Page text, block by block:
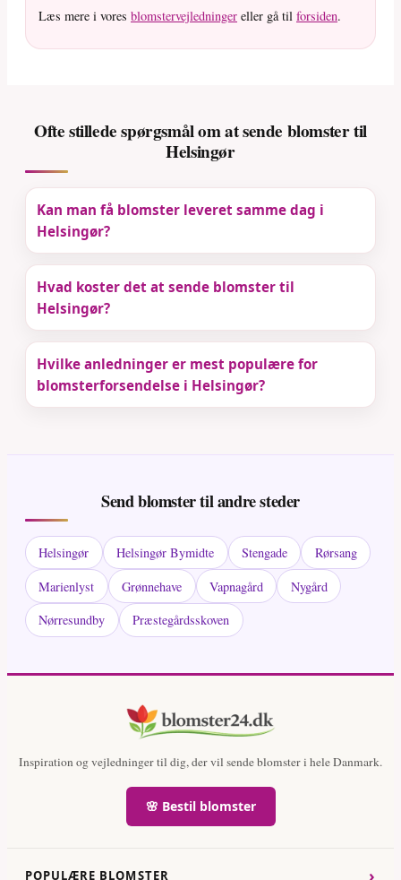
Læs mere i vores blomstervejledninger eller gå til forsiden.
Ofte stillede spørgsmål om at sende blomster til
Helsingør
Kan man få blomster leveret samme dag i
Helsingør?
Hvad koster det at sende blomster til
Helsingør?
Hvilke anledninger er mest populære for
blomsterforsendelse i Helsingør?
Send blomster til andre steder
Helsingør Helsingør Bymidte Stengade
Rørsang
Marienlyst
Grønnehave Vapnagård
Nygård
Nørresundby
Præstegårdsskoven
Inspiration og vejledninger til dig, der vil sende blomster i hele Danmark.
🌸 Bestil blomster
POPULÆRE BLOMSTER ›